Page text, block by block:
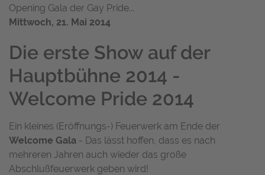
Opening Gala der Gay Pride...
Mittwoch, 21. Mai 2014
Die erste Show auf der
Hauptbühne 2014 -
Welcome Pride 2014
Ein kleines (Eröffnungs-) Feuerwerk am Ende der
Welcome Gala - Das lässt hoffen, dass es nach
mehreren Jahren auch wieder das große
Abschlußfeuerwerk geben wird!